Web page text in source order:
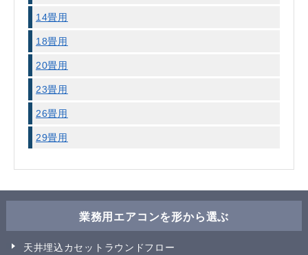
14畳用
18畳用
20畳用
23畳用
26畳用
29畳用
業務用エアコンを形から選ぶ
天井埋込カセットラウンドフロー